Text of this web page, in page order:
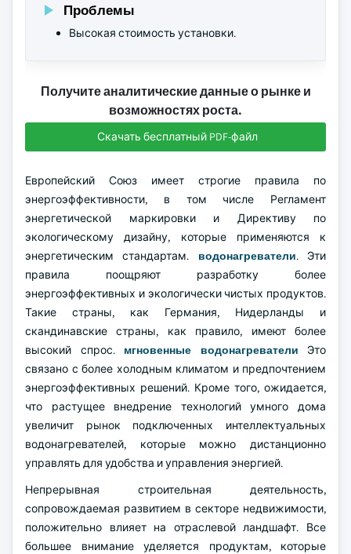
Проблемы
Высокая стоимость установки.
Получите аналитические данные о рынке и
возможностях роста.
Скачать бесплатный PDF-файл
Европейский Союз имеет строгие правила по
энергоэффективности, в том числе Регламент
энергетической маркировки и Директиву по
экологическому дизайну, которые применяются к
энергетическим стандартам. водонагреватели. Эти
правила поощряют разработку более
энергоэффективных и экологически чистых продуктов.
Такие страны, как Германия, Нидерланды и
скандинавские страны, как правило, имеют более
высокий спрос. мгновенные водонагреватели Это
связано с более холодным климатом и предпочтением
энергоэффективных решений. Кроме того, ожидается,
что растущее внедрение технологий умного дома
увеличит рынок подключенных интеллектуальных
водонагревателей, которые можно дистанционно
управлять для удобства и управления энергией.
Непрерывная строительная деятельность,
сопровождаемая развитием в секторе недвижимости,
положительно влияет на отраслевой ландшафт. Все
большее внимание уделяется продуктам, которые